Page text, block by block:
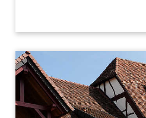
de 2000 ans et de nouveau
l’extraction de minerai.À ne
village: le nouveau centre-
mairie sur la place de la
ainsi que l’église baroque
accueille une superbe
Noël à voir absolument. La